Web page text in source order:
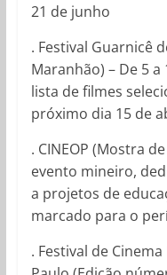
21 de junho
. Festival Guarnicê
Maranhão) – De 5
lista de filmes
próximo dia 15 de
. CINEOP (Mostra
evento mineiro,
a projetos de
marcado para o
. Festival de